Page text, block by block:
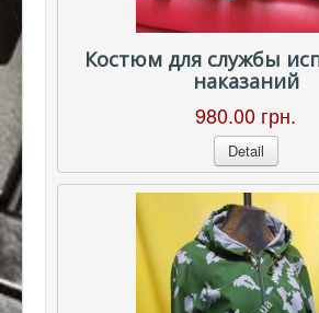
Костюм для службы
наказаний
980.00 грн.
Detail